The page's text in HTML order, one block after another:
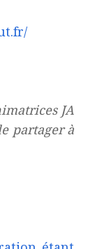
JA
partager à